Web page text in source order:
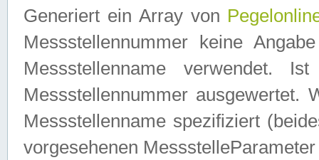
Generiert ein Array von
Messstellennummer keine
Messstellenname verwendet.
Messstellennummer ausgewertet.
Messstellenname spezifiziert
vorgesehenen